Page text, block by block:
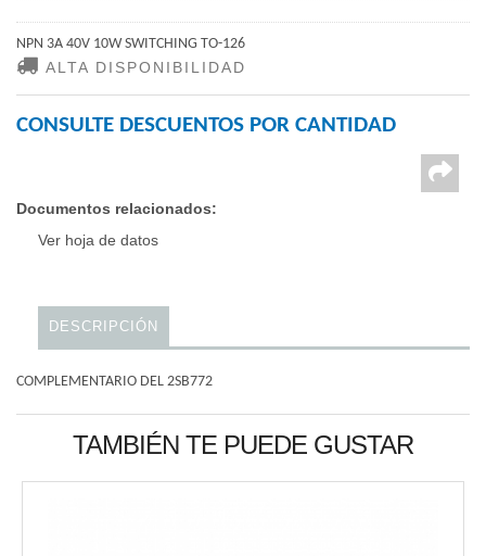
NPN 3A 40V 10W SWITCHING TO-126
ALTA DISPONIBILIDAD
CONSULTE DESCUENTOS POR CANTIDAD
Documentos relacionados:
Ver hoja de datos
DESCRIPCIÓN
COMPLEMENTARIO DEL 2SB772
TAMBIÉN TE PUEDE GUSTAR